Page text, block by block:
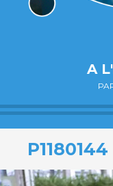
A
P1180144